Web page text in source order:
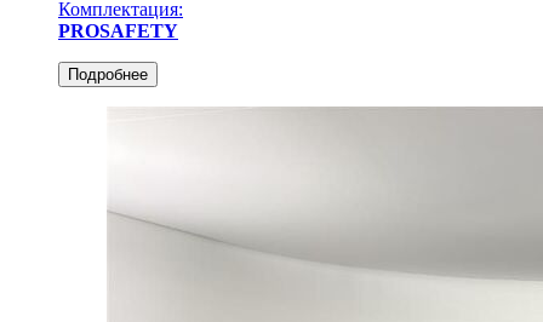
Комплектация:
PROSAFETY
Подробнее